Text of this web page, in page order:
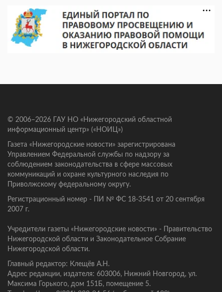
© 2006–2026 ГАУ НО «Нижегородский областной
информационный центр» («НОИЦ»)
Газета «Нижегородские новости» зарегистрирована
Управлением Федеральной службы по надзору за
соблюдением законодательства в сфере массовых
коммуникаций и охране культурного наследия по
Приволжскому федеральному округу.
Регистрационный номер - ПИ № ФС 18-3541 от 20 сентября
2007 г.
Учредители газеты «Нижегородские новости» - Правительство
Нижегородской области и Законодательное Собрание
Нижегородской области.
Главный редактор: Клещёв А.Н.
Адрес редакции, издателя: 603006, Нижний Новгород, ул.
Максима Горького, дом 151Б, помещение 5.